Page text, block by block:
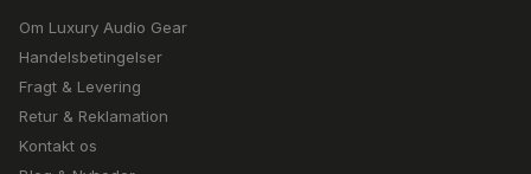
Om Luxury Audio Gear
Handelsbetingelser
Fragt & Levering
Retur & Reklamation
Kontakt os